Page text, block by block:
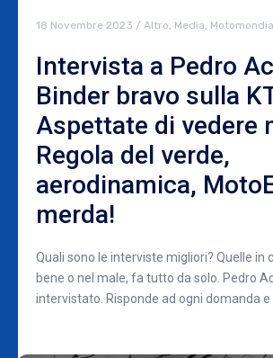
18 Novembre 2023 / Altro, Media,
Intervista a Pedro
Binder bravo sulla
Aspettate di vedere
Regola del verde,
aerodinamica,
merda!
Quali sono le interviste migliori? Quelle in
bene o nel male, fa tutto da solo. Pedro
intervistato. Risponde ad ogni domanda e